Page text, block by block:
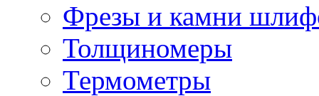
Фрезы и камни
Толщиномеры
Термометры